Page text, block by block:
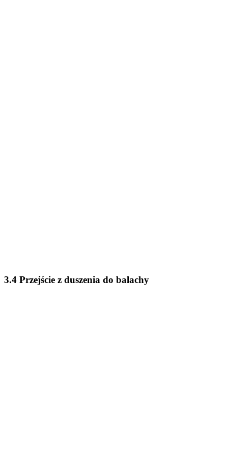
3.4 Przejście z duszenia do balachy